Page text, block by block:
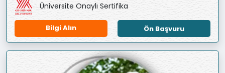
Üniversite Onaylı Sertifika
Bilgi Alın Ön Başvuru